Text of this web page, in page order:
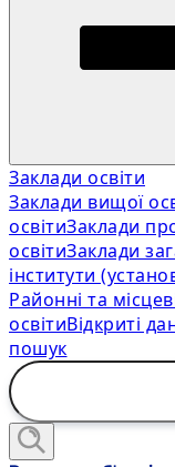
Заклади освіти
Заклади вищої
освітиЗаклади
освітиЗаклади
інститути
Районні та
освітиВідкриті
пошук